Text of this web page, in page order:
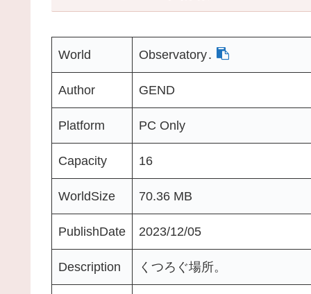
World Observatory․
Author GEND
Platform PC Only
Capacity 16
WorldSize 70.36 MB
PublishDate 2023/12/05
Description くつろぐ場所。